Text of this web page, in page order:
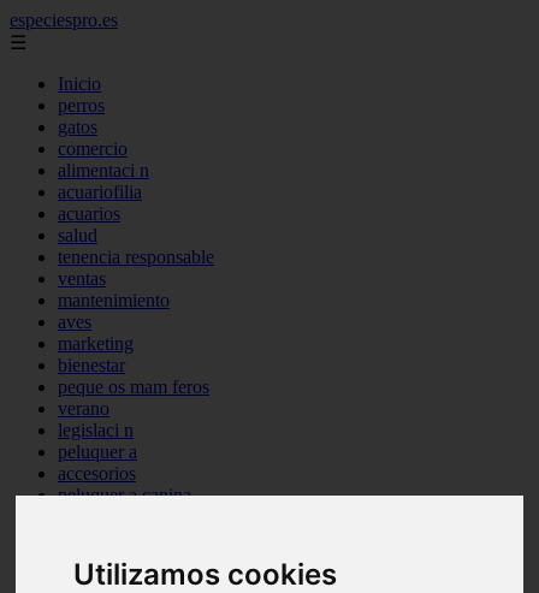
Utilizamos cookies
especiespro.es
☰
Inicio
perros
gatos
comercio
alimentaci n
acuariofilia
acuarios
salud
tenencia responsable
ventas
mantenimiento
aves
marketing
bienestar
peque os mam feros
verano
legislaci n
peluquer a
accesorios
peluquer a canina
comportamiento
protagonistas